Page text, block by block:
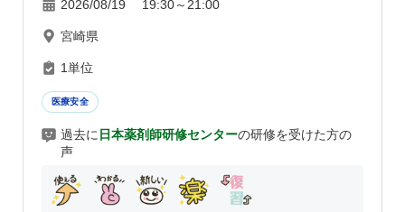
2026/08/19 19:30～21:00
宮崎県
1単位
医療安全
過去に 日本薬剤師研修センターの研修を受けた方の
声